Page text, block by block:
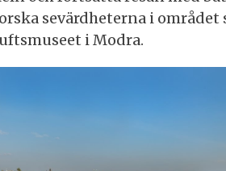
sevärdheterna i området
i Modra.